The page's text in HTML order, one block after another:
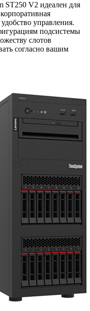
ST250 V2 идеален для
управления.
подсистемы
слотов
согласно вашим